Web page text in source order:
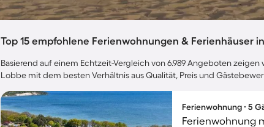
Top 15 empfohlene Ferienwohnungen & Ferienhäuser
Basierend auf einem Echtzeit-Vergleich von 6.989 Angeboten
Lobbe mit dem besten Verhältnis aus Qualität, Preis und
Ferienwohnung ∙ 5
Ferienwohnung